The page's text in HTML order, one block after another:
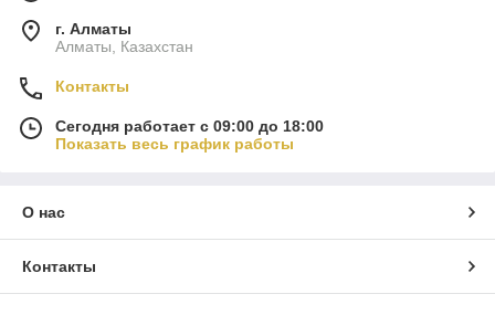
г. Алматы
Алматы, Казахстан
Контакты
Сегодня работает с 09:00 до 18:00
Показать весь график работы
О нас
Контакты